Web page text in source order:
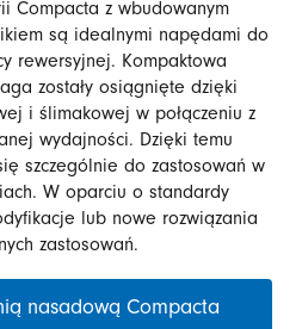
Compacta z wbudowanym
są idealnymi napędami do
rewersyjnej. Kompaktowa
zostały osiągnięte dzięki
i ślimakowej w połączeniu z
wydajności. Dzięki temu
szczególnie do zastosowań w
W oparciu o standardy
lub nowe rozwiązania
zastosowań.
nasadową Compacta